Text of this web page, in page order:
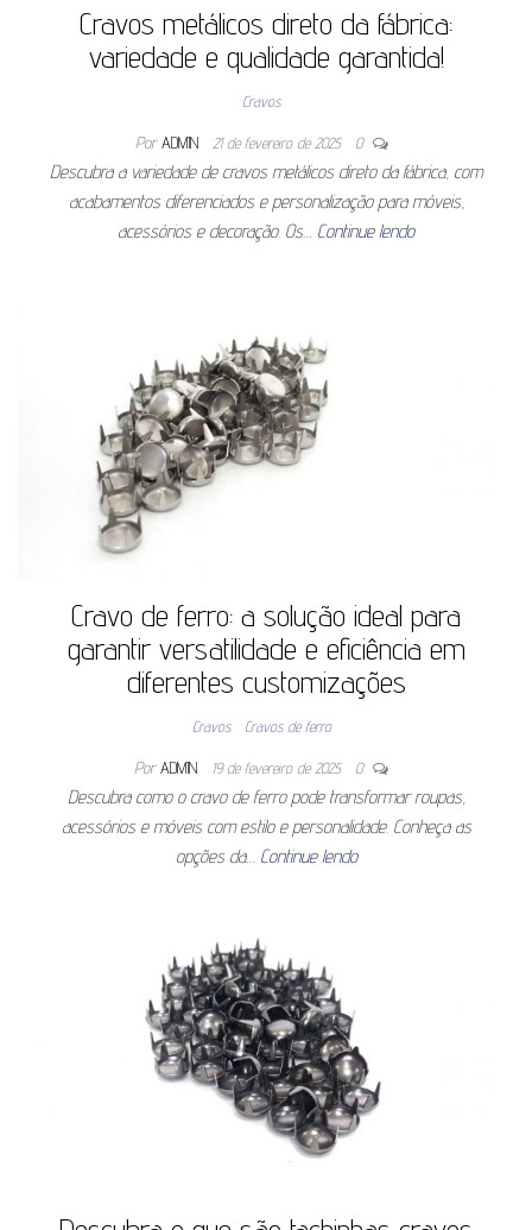
Cravos metálicos direto da fábrica:
variedade e qualidade garantida!
Cravos
Por ADMIN 21 de fevereiro de 2025 0
Descubra a variedade de cravos metálicos direto da fábrica, com
acabamentos diferenciados e personalização para móveis,
acessórios e decoração. Os… Continue lendo
Cravo de ferro: a solução ideal para
garantir versatilidade e eficiência em
diferentes customizações
Cravos Cravos de ferro
Por ADMIN 19 de fevereiro de 2025 0
Descubra como o cravo de ferro pode transformar roupas,
acessórios e móveis com estilo e personalidade. Conheça as
opções da… Continue lendo